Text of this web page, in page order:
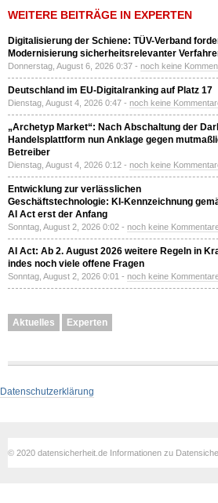
WEITERE BEITRÄGE IN EXPERTEN
Digitalisierung der Schiene: TÜV-Verband
Modernisierung sicherheitsrelevanter
Donnerstag, August 6, 2026 0:37 - noch keine
Deutschland im EU-Digitalranking auf Platz 17
Dienstag, August 4, 2026 0:47 - noch keine
„Archetyp Market“: Nach Abschaltung der
Handelsplattform nun Anklage gegen
Betreiber
Dienstag, August 4, 2026 0:12 - noch keine
Entwicklung zur verlässlichen
Geschäftstechnologie: KI-Kennzeichnung
AI Act erst der Anfang
Sonntag, August 2, 2026 0:02 - noch keine
AI Act: Ab 2. August 2026 weitere Regeln in
indes noch viele offene Fragen
Sonntag, August 2, 2026 0:01 - noch keine
Aktuelles Experten
Datenschutzerklärung
© 2020 datensicherheit.de Informationen zu